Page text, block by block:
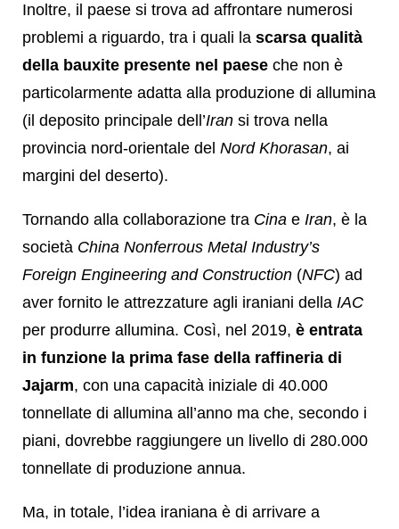
Inoltre, il paese si trova ad affrontare numerosi
problemi a riguardo, tra i quali la scarsa qualità
della bauxite presente nel paese che non è
particolarmente adatta alla produzione di allumina
(il deposito principale dell’Iran si trova nella
provincia nord-orientale del Nord Khorasan, ai
margini del deserto).
Tornando alla collaborazione tra Cina e Iran, è la
società China Nonferrous Metal Industry’s
Foreign Engineering and Construction (NFC) ad
aver fornito le attrezzature agli iraniani della IAC
per produrre allumina. Così, nel 2019, è entrata
in funzione la prima fase della raffineria di
Jajarm, con una capacità iniziale di 40.000
tonnellate di allumina all’anno ma che, secondo i
piani, dovrebbe raggiungere un livello di 280.000
tonnellate di produzione annua.
Ma, in totale, l’idea iraniana è di arrivare a